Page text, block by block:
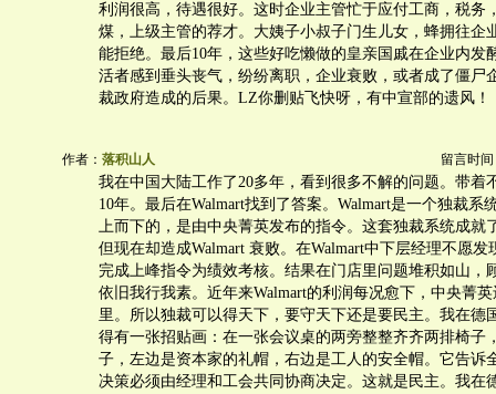
利润很高，待遇很好。这时企业主管忙于应付工商，税务
煤，上级主管的荐才。大姨子小叔子门生儿女，蜂拥往企
能拒绝。最后10年，这些好吃懒做的皇亲国戚在企业内发
活者感到垂头丧气，纷纷离职，企业衰败，或者成了僵尸
裁政府造成的后果。LZ你删贴飞快呀，有中宣部的遗风！
作者： 落积山人 留言时间
我在中国大陆工作了20多年，看到很多不解的问题。带着
10年。最后在Walmart找到了答案。Walmart是一个独裁系
上而下的，是由中央菁英发布的指令。这套独裁系统成就
但现在却造成Walmart 衰败。在Walmart中下层经理不愿
完成上峰指令为绩效考核。结果在门店里问题堆积如山，
依旧我行我素。近年来Walmart的利润每况愈下，中央菁
里。所以独裁可以得天下，要守天下还是要民主。我在德
得有一张招贴画：在一张会议桌的两旁整整齐齐两排椅子
子，左边是资本家的礼帽，右边是工人的安全帽。它告诉
决策必须由经理和工会共同协商决定。这就是民主。我在